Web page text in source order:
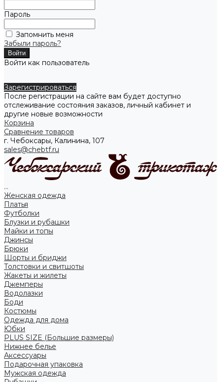
Пароль
Запомнить меня
Забыли пароль?
Войти как пользователь
Зарегистрироваться
После регистрации на сайте вам будет доступно
отслеживание состояния заказов, личный кабинет и
другие новые возможности
Корзина
Сравнение товаров
г. Чебоксары, Калинина, 107
sales@chebtf.ru
...
Женская одежда
Платья
Футболки
Блузки и рубашки
Майки и топы
Джинсы
Брюки
Шорты и бриджи
Толстовки и свитшоты
Жакеты и жилеты
Джемперы
Водолазки
Боди
Костюмы
Одежда для дома
Юбки
PLUS SIZE (Большие размеры)
Нижнее белье
Аксессуары
Подарочная упаковка
Мужская одежда